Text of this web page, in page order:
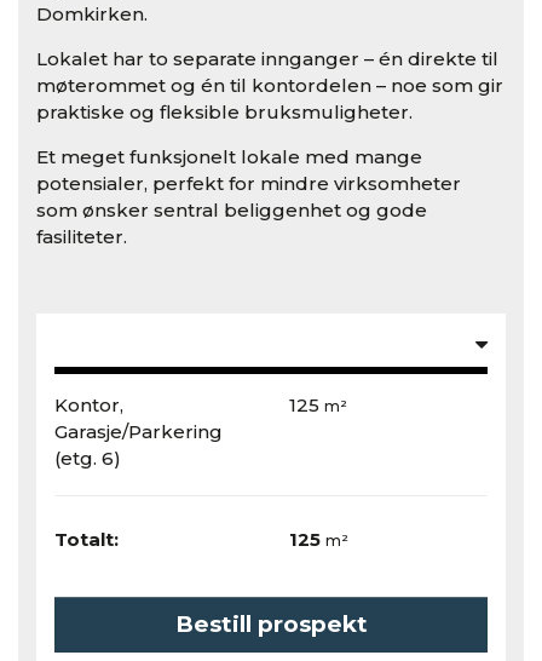
Domkirken.
Lokalet har to separate innganger – én direkte til
møterommet og én til kontordelen – noe som gir
praktiske og fleksible bruksmuligheter.
Et meget funksjonelt lokale med mange
potensialer, perfekt for mindre virksomheter
som ønsker sentral beliggenhet og gode
fasiliteter.
Kontor,
Garasje/Parkering
(etg. 6)
125 m²
Totalt: 125 m²
Bestill prospekt